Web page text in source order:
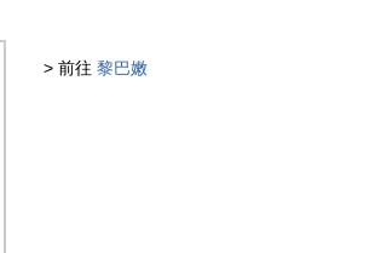
> 前往 黎巴嫩